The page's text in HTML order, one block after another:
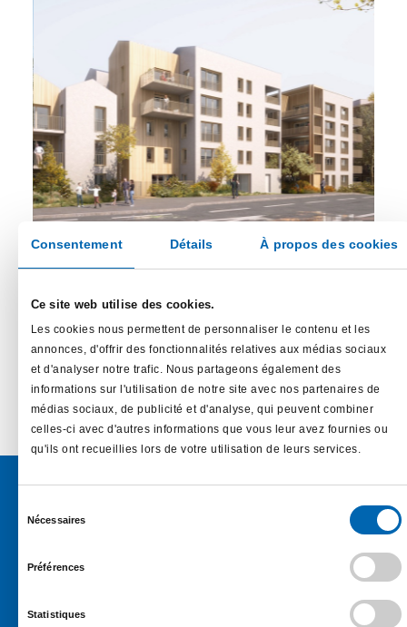
Consentement Détails À propos des cookies
Ce site web utilise des cookies.
Les cookies nous permettent de personnaliser le contenu et les
annonces, d'offrir des fonctionnalités relatives aux médias sociaux
et d'analyser notre trafic. Nous partageons également des
informations sur l'utilisation de notre site avec nos partenaires de
médias sociaux, de publicité et d'analyse, qui peuvent combiner
celles-ci avec d'autres informations que vous leur avez fournies ou
qu'ils ont recueillies lors de votre utilisation de leurs services.
Nécessaires
Préférences
Statistiques
Lécousse –
d’entreprises
En savoir plus…